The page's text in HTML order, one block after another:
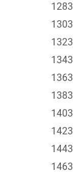
1283
1303
1323
1343
1363
1383
1403
1423
1443
1463